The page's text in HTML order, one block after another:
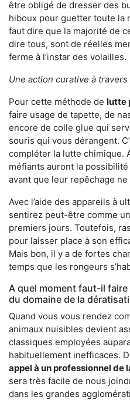
être obligé de dresser des
hiboux pour guetter toute la
faut dire que la majorité de
dire tous, sont de réelles
ferme à l’instar des volailles.
Une action curative à
Pour cette méthode de lutte
faire usage de tapette, de
encore de colle glue qui
souris qui vous dérangent.
compléter la lutte chimique.
méfiants auront la
avant que leur repêchage
Avec l’aide des appareils à
sentirez peut-être comme
premiers jours. Toutefois,
pour laisser place à son
Mais bon, il y a de fortes
temps que les rongeurs
A quel moment faut-il
du domaine de la
Quand vous vous rendez
animaux nuisibles devient
classiques employées
habituellement inefficaces.
appel à un professionnel de
sera très facile de nous
dans les grandes